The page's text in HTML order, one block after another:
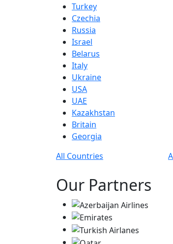
Turkey
Czechia
Russia
Israel
Belarus
Italy
Ukraine
USA
UAE
Kazakhstan
Britain
Georgia
All Countries
Our Partners